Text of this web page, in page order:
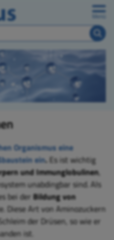
Organismus eine
ein. Es ist wichtig
und Immunglobulinen,
unabdingbar sind. Als
bei derBildung von
Diese Art von Aminozuckern
der Drüsen, so wie er
ist.